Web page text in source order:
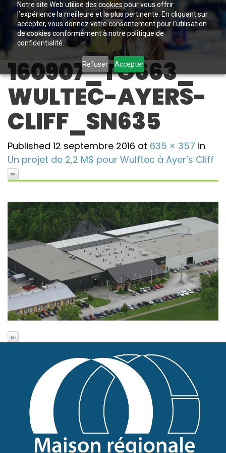
Notre site Web utilise des cookies pour vous offrir
l’expérience la meilleure et la plus pertinente. En cliquant sur
accepter, vous donnez votre consentement pour l’utilisation
de cookies conformément à notre politique de
confidentialité.
Refuser Accepter
160907_TO663_
WULTEC-AYERS-
CLIFF_SN635
Published 12 septembre 2016 at 635 × 357 in
Un projet de 2,2 M$ pour Wulftec à Ayer’s Cliff